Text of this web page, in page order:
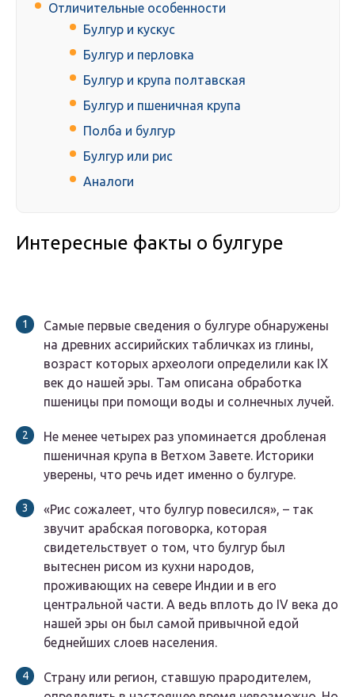
Отличительные особенности
Булгур и кускус
Булгур и перловка
Булгур и крупа полтавская
Булгур и пшеничная крупа
Полба и булгур
Булгур или рис
Аналоги
Интересные факты о булгуре
Самые первые сведения о булгуре обнаружены
на древних ассирийских табличках из глины,
возраст которых археологи определили как IX
век до нашей эры. Там описана обработка
пшеницы при помощи воды и солнечных лучей.
Не менее четырех раз упоминается дробленая
пшеничная крупа в Ветхом Завете. Историки
уверены, что речь идет именно о булгуре.
«Рис сожалеет, что булгур повесился», – так
звучит арабская поговорка, которая
свидетельствует о том, что булгур был
вытеснен рисом из кухни народов,
проживающих на севере Индии и в его
центральной части. А ведь вплоть до IV века до
нашей эры он был самой привычной едой
беднейших слоев населения.
Страну или регион, ставшую прародителем,